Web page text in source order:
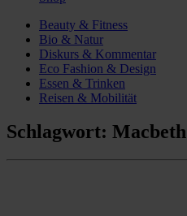
Beauty & Fitness
Bio & Natur
Diskurs & Kommentar
Eco Fashion & Design
Essen & Trinken
Reisen & Mobilität
Schlagwort: Macbeth